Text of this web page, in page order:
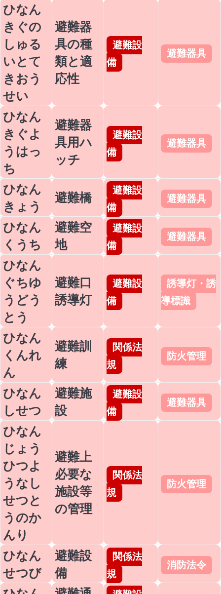
ひなん
きぐの
しゅる
いとて
きおう
せい
避難器
具の種
類と適
応性
避難設
備
避難器具
ひなん
きぐよ
うはっ
ち
避難器
具用ハ
ッチ
避難設
備
避難器具
ひなん
きょう
避難橋
避難設
備
避難器具
ひなん
くうち
避難空
地
避難設
備
避難器具
ひなん
ぐちゆ
うどう
とう
避難口
誘導灯
避難設
備
誘導灯・誘
導標識
ひなん
くんれ
ん
避難訓
練
関係法
規
防火管理
ひなん
しせつ
避難施
設
避難設
備
避難器具
ひなん
じょう
ひつよ
うなし
せつと
うのか
んり
避難上
必要な
施設等
の管理
関係法
規
防火管理
ひなん
せつび
避難設
備
関係法
規
消防法令